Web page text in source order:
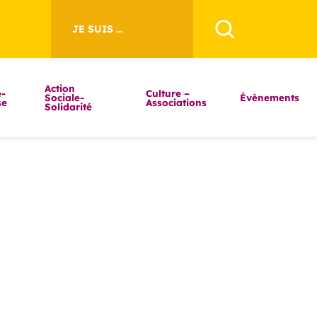
JE SUIS ...
Action
Sociale-
Solidarité
Culture –
Associations Évènements